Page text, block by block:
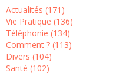
Actualités (171)
Vie Pratique (136)
Téléphonie (134)
Comment ? (113)
Divers (104)
Santé (102)